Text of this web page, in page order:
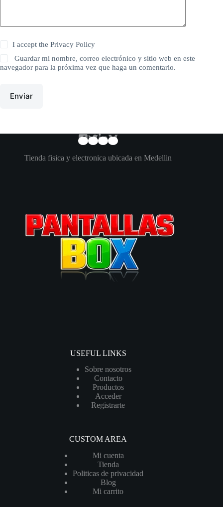
I accept thePrivacy Policy
Guardar mi nombre, correo electrónico y sitio web en este
navegador para la próxima vez que haga un comentario.
Enviar
Tienda fisica y electronica ubicada en Medellin
USEFUL LINKS
Sobre nosotros
Contacto
Productos
Acceder
Registrarte
CUSTOM AREA
Mi cuenta
Tienda
Politicas de privacidad
Blog
Mi carrito